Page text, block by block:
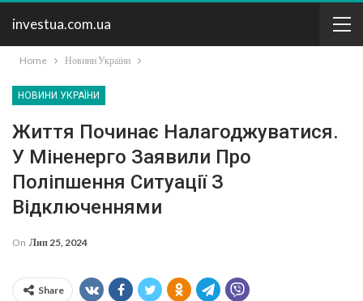
investua.com.ua
Home Новини України
НОВИНИ УКРАЇНИ
Життя Починає Налагоджуватися.
У Міненерго Заявили Про
Поліпшення Ситуації З
Відключеннями
On Лип 25, 2024
Share